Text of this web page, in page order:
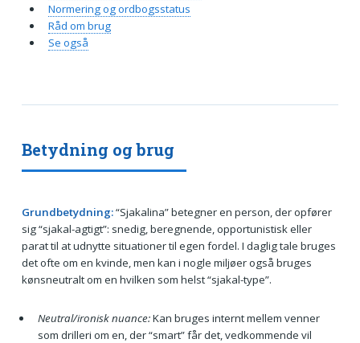
Betydning og brug
Grundbetydning:“Sjakalina” betegner en person, der opfører
sig “sjakal-agtigt”: snedig, beregnende, opportunistisk eller
parat til at udnytte situationer til egen fordel. I daglig tale bruges
det ofte om en kvinde, men kan i nogle miljøer også bruges
kønsneutralt om en hvilken som helst “sjakal-type”.
Neutral/ironisk nuance:Kan bruges internt mellem venner
som drilleri om en, der “smart” får det, vedkommende vil
Normering og ordbogsstatus
Råd om brug
Se også